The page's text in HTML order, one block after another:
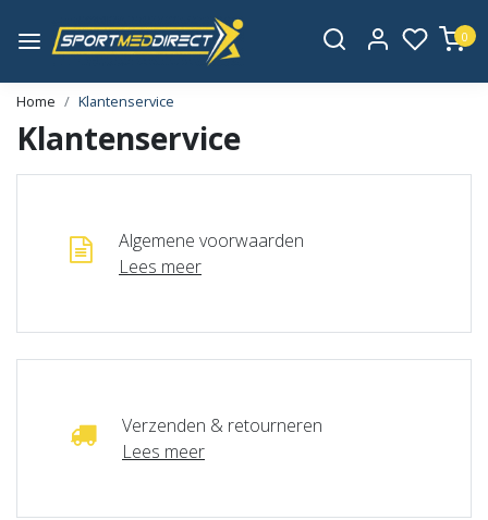
0
Home Klantenservice
Klantenservice
Algemene voorwaarden
Lees meer
Verzenden & retourneren
Lees meer